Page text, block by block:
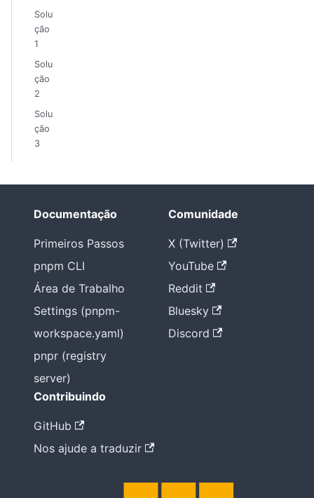
Solu
ção
1
Solu
ção
2
Solu
ção
3
Documentação
Primeiros Passos
pnpm CLI
Área de Trabalho
Settings (pnpm-
workspace.yaml)
pnpr (registry
server)
Comunidade
X (Twitter)
YouTube
Reddit
Bluesky
Discord
Contribuindo
GitHub
Nos ajude a traduzir